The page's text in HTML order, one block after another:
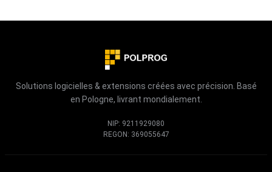
Solutions logicielles & extensions créées avec précision. Basé
en Pologne, livrant mondialement.
NIP: 9211929080
REGON: 369055647